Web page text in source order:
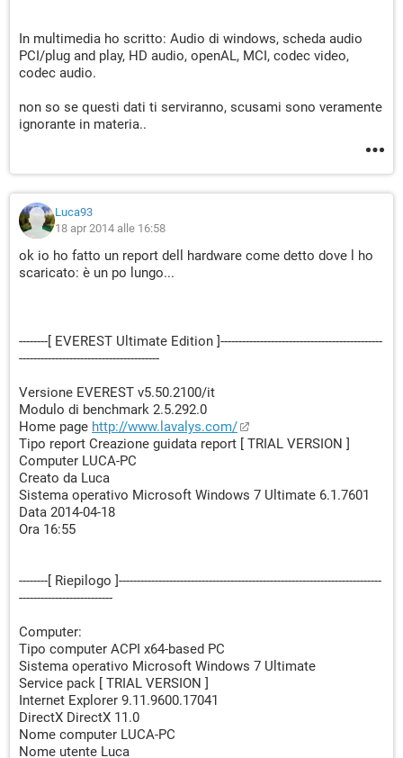
In multimedia ho scritto: Audio di windows, scheda audio
PCI/plug and play, HD audio, openAL, MCI, codec video,
codec audio.
non so se questi dati ti serviranno, scusami sono veramente
ignorante in materia..
Luca93
18 apr 2014 alle 16:58
ok io ho fatto un report dell hardware come detto dove l ho
scaricato: è un po lungo...
--------[ EVEREST Ultimate Edition ]---------------------------------------------
---------------------------------------
Versione EVEREST v5.50.2100/it
Modulo di benchmark 2.5.292.0
Home page http://www.lavalys.com/
Tipo report Creazione guidata report [ TRIAL VERSION ]
Computer LUCA-PC
Creato da Luca
Sistema operativo Microsoft Windows 7 Ultimate 6.1.7601
Data 2014-04-18
Ora 16:55
--------[ Riepilogo ]-------------------------------------------------------------------------
--------------------------
Computer:
Tipo computer ACPI x64-based PC
Sistema operativo Microsoft Windows 7 Ultimate
Service pack [ TRIAL VERSION ]
Internet Explorer 9.11.9600.17041
DirectX DirectX 11.0
Nome computer LUCA-PC
Nome utente Luca